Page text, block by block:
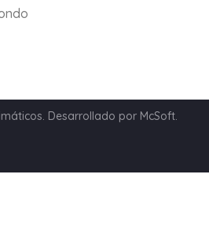
Desarrollado por McSoft.